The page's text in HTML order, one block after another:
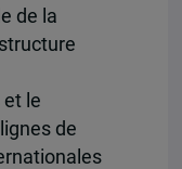
de la
le
de